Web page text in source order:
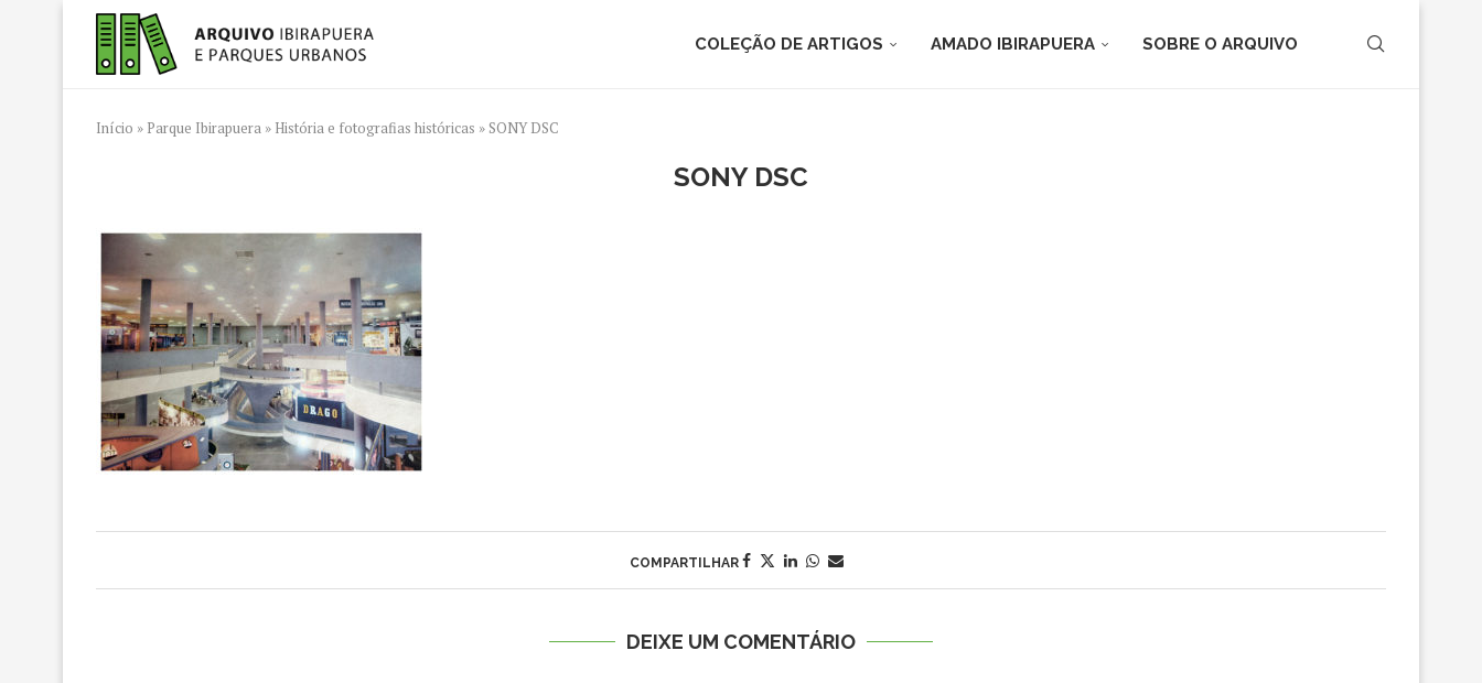
COLEÇÃO DE ARTIGOS AMADO IBIRAPUERA SOBRE O ARQUIVO
Início » Parque Ibirapuera » História e fotografias históricas » SONY DSC
SONY DSC
COMPARTILHAR
DEIXE UM COMENTÁRIO